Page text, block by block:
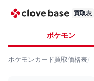
買取表
ポケモン
ポケモンカード買取価格表